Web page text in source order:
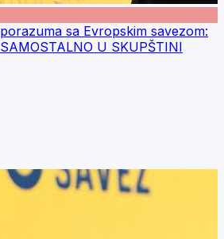
sa Evropskim savezom:
U SKUPŠTINI